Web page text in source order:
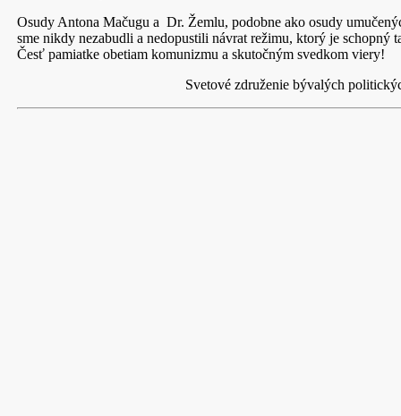
Osudy Antona Mačugu a Dr. Žemlu, podobne ako osudy
sme nikdy nezabudli a nedopustili návrat režimu, ktorý je schopný
Česť pamiatke obetiam komunizmu a skutočným svedkom viery!
Svetové združenie bývalých politických